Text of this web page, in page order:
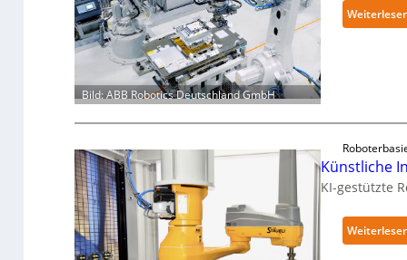
Bild: ABB Robotics Deutschland GmbH
Künstliche
KI-gestützte